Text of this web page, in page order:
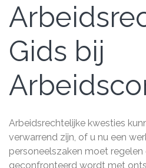
Gids bij
Arbeidsrechtelijke kwesties
verwarrend zijn, of u nu een
personeelszaken moet
geconfronteerd wordt met